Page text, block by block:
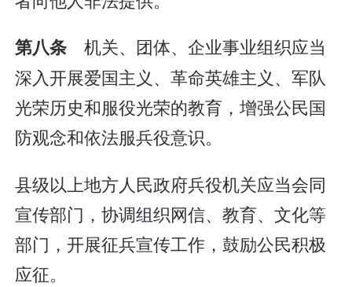
第八条 机关、团体、企业事业组织应当
深入开展爱国主义、革命英雄主义、军队
光荣历史和服役光荣的教育，增强公民国
防观念和依法服兵役意识。
县级以上地方人民政府兵役机关应当会同
宣传部门，协调组织网信、教育、文化等
部门，开展征兵宣传工作，鼓励公民积极
应征。